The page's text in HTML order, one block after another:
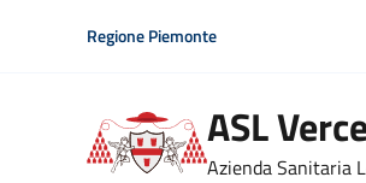
Regione Piemonte
ASL
Azienda Sanitaria